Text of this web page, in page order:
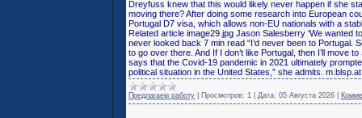
Dreyfuss knew that this would likely never happen if she
moving there? After doing some research into European
Portugal D7 visa, which allows non-EU nationals with a
Related article image29.jpg Jason Salesberry ‘We
never looked back 7 min read “I’d never been to Portugal.
to go over there. And If I don’t like Portugal, then I’ll move
says that the Covid-19 pandemic in 2021 ultimately
political situation in the United States,” she admits.
Предлагаем работу Просмотров: 1 Дата: 05 Августа 2026